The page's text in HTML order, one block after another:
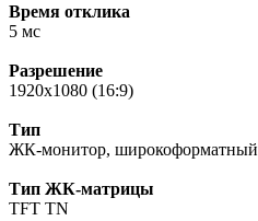
Время отклика
5 мс
Разрешение
1920x1080 (16:9)
Тип
ЖК-монитор, широкоформатный
Тип ЖК-матрицы
TFT TN